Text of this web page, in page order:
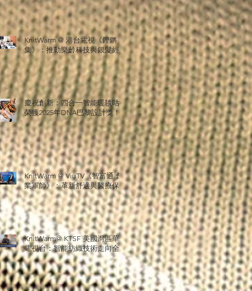
KnitWarm @ 港台電視《鏗鏘
集》：推動樂齡科技與銀髮經濟
慶祝創新：四合一智能暖毯咕𠱸
榮獲2025年DNA巴黎設計獎！
KnitWarm @ ViuTV《智富通 創
業軍師》：革新舒適與醫療保健
KnitWarm@ KTSF 美國灣區華人
電視台：智能紡織技術走向全球